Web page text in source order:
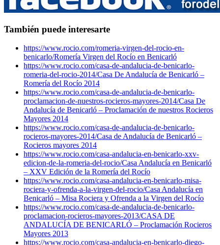
También puede interesarte
https://www.rocio.com/romeria-virgen-del-rocio-en-
benicarlo/Romería Virgen del Rocío en Benicarló
https://www.rocio.com/casa-de-andalucia-de-benicarlo-
romeria-del-rocio-2014/Casa De Andalucía de Benicarló –
Romería del Rocío 2014
https://www.rocio.com/casa-de-andalucia-de-benicarlo-
proclamacion-de-nuestros-rocieros-mayores-2014/Casa De
Andalucía de Benicarló – Proclamación de nuestros Rocieros
Mayores 2014
https://www.rocio.com/casa-de-andalucia-de-benicarlo-
rocieros-mayores-2014/Casa de Andalucía de Benicarló –
Rocieros mayores 2014
https://www.rocio.com/casa-andalucia-en-benicarlo-xxv-
edicion-de-la-romeria-del-rocio/Casa Andalucía en Benicarló
– XXV Edición de la Romería del Rocío
https://www.rocio.com/casa-andalucia-en-benicarlo-misa-
rociera-y-ofrenda-a-la-virgen-del-rocio/Casa Andalucía en
Benicarló – Misa Rociera y Ofrenda a la Virgen del Rocío
https://www.rocio.com/casa-de-andalucia-de-benicarlo-
proclamacion-rocieros-mayores-2013/CASA DE
ANDALUCÍA DE BENICARLÓ – Proclamación Rocieros
Mayores 2013
https://www.rocio.com/casa-andalucia-en-benicarlo-diego-